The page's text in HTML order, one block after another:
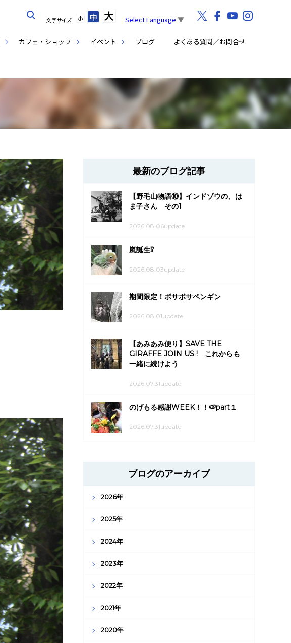
カフェ・ショップ イベント ブログ よくある質問／お問合せ
文字サイズ 小 中 大 Select Language ▼
最新のブログ記事
【野毛山物語⑩】インドゾウの、は
ま子さん その1
2026.08.06update
嵐誕生⁉
2026.08.03update
期間限定！ボサボサペンギン
2026.08.01update
【あみあみ便り】SAVE THE
GIRAFFE JOIN US ! これからも
一緒に続けよう
2026.07.31update
のげもる感謝WEEK！！🍉part１
2026.07.31update
ブログのアーカイブ
2026年
2025年
2024年
2023年
2022年
2021年
2020年